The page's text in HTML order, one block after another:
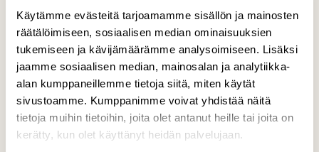
Käytämme evästeitä tarjoamamme sisällön ja mainosten
räätälöimiseen, sosiaalisen median ominaisuuksien
tukemiseen ja kävijämäärämme analysoimiseen. Lisäksi
jaamme sosiaalisen median, mainosalan ja analytiikka-
alan kumppaneillemme tietoja siitä, miten käytät
sivustoamme. Kumppanimme voivat yhdistää näitä
tietoja muihin tietoihin, joita olet antanut heille tai joita on
kerätty, kun olet käyttänyt heidän palvelujaan.
Koivut
Syksyn koivut. Raisio 18.10